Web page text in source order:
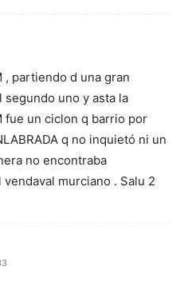
, partiendo d una gran
segundo uno y asta la
fue un ciclon q barrio por
q no inquietó ni un
no encontraba
murciano . Salu 2